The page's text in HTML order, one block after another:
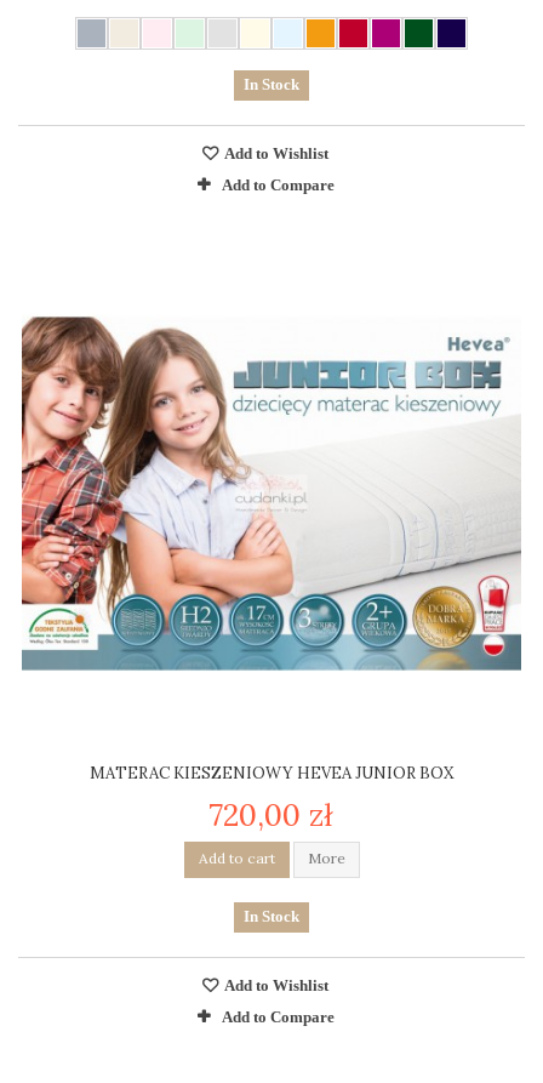
In Stock
Add to Wishlist
Add to Compare
MATERAC KIESZENIOWY HEVEA JUNIOR BOX
720,00 zł
Add to cart More
In Stock
Add to Wishlist
Add to Compare